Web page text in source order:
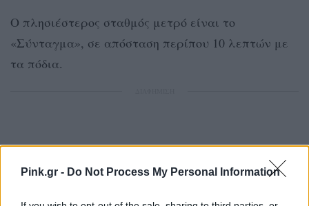
Pink.gr - Do Not Process My Personal Information
Ο πλησιέστερος σταθμός μετρό είναι το
«Σύνταγμα», σε απόσταση περίπου 10 λεπτών με
τα πόδια.